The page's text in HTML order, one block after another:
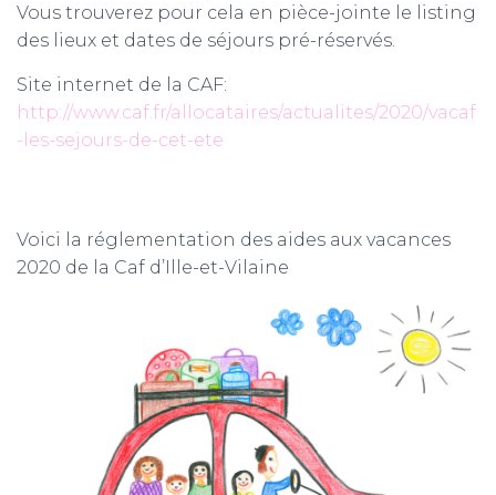
Vous trouverez pour cela en pièce-jointe le listing
des lieux et dates de séjours pré-réservés.
Site internet de la CAF:
http://www.caf.fr/allocataires/actualites/2020/vacaf
-les-sejours-de-cet-ete
Voici la réglementation des aides aux vacances
2020 de la Caf d’Ille-et-Vilaine